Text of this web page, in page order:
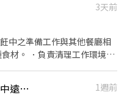
3天前
中之準備工作與其他餐廳相
材。 ．負責清理工作環境、
「🌈假日工讀」🇯🇵壽司郎🍣台中遠雄店店🔥
1週前